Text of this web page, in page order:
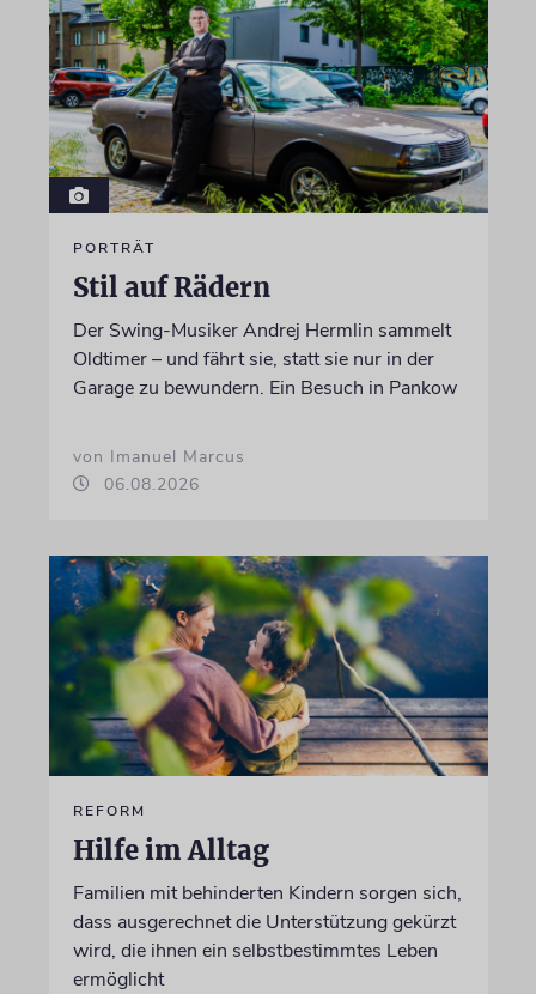
PORTRÄT
Stil auf Rädern
Der Swing-Musiker Andrej Hermlin sammelt
Oldtimer – und fährt sie, statt sie nur in der
Garage zu bewundern. Ein Besuch in Pankow
von Imanuel Marcus
06.08.2026
REFORM
Hilfe im Alltag
Familien mit behinderten Kindern sorgen sich,
dass ausgerechnet die Unterstützung gekürzt
wird, die ihnen ein selbstbestimmtes Leben
ermöglicht